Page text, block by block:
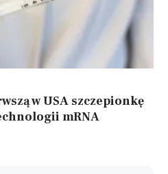
w USA szczepionkę
mRNA